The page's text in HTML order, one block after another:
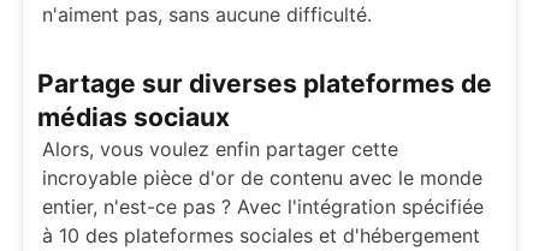
n'aiment pas, sans aucune difficulté.
Partage sur diverses plateformes de
médias sociaux
Alors, vous voulez enfin partager cette
incroyable pièce d'or de contenu avec le monde
entier, n'est-ce pas ? Avec l'intégration spécifiée
à 10 des plateformes sociales et d'hébergement